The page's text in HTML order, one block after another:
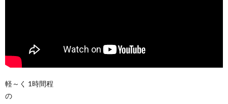
軽～く 1時間程
の